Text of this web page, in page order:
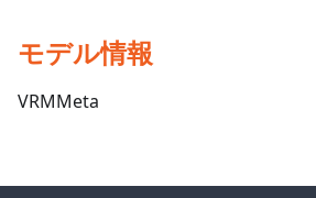
モデル情報
VRMMeta